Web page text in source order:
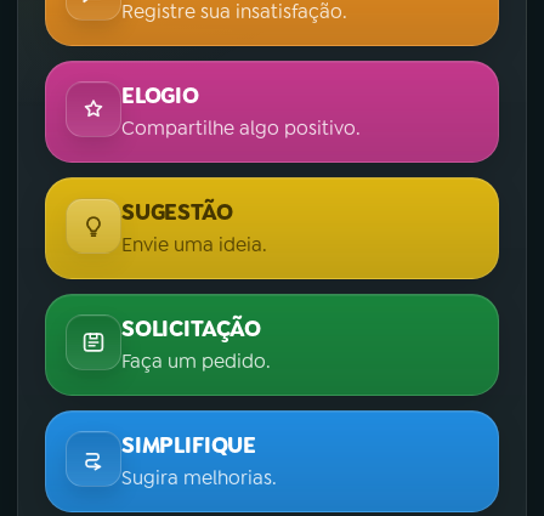
Registre sua insatisfação.
ELOGIO
Compartilhe algo positivo.
SUGESTÃO
Envie uma ideia.
SOLICITAÇÃO
Faça um pedido.
SIMPLIFIQUE
Sugira melhorias.